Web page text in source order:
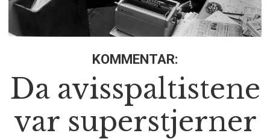
KOMMENTAR:
Da avisspaltistene
var superstjerner